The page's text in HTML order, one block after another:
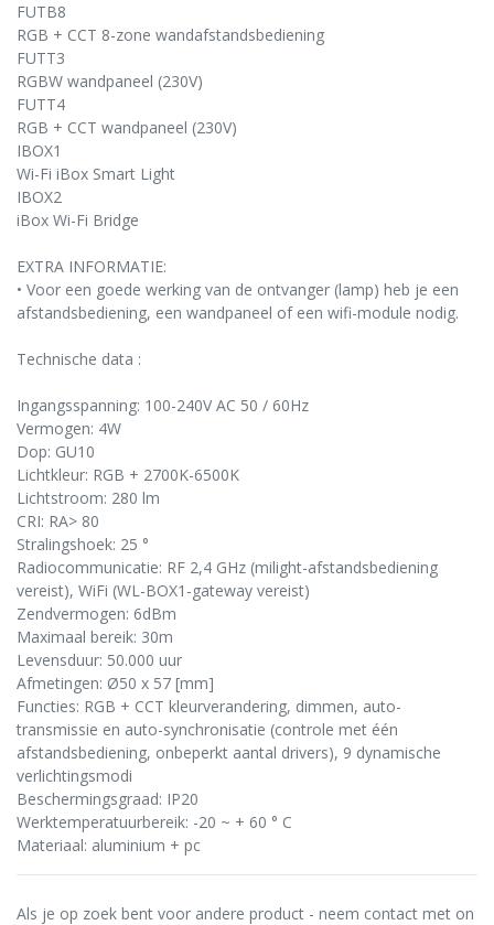
FUTB8
RGB + CCT 8-zone wandafstandsbediening
FUTT3
RGBW wandpaneel (230V)
FUTT4
RGB + CCT wandpaneel (230V)
IBOX1
Wi-Fi iBox Smart Light
IBOX2
iBox Wi-Fi Bridge
EXTRA INFORMATIE:
• Voor een goede werking van de ontvanger (lamp) heb je een
afstandsbediening, een wandpaneel of een wifi-module nodig.
Technische data :
Ingangsspanning: 100-240V AC 50 / 60Hz
Vermogen: 4W
Dop: GU10
Lichtkleur: RGB + 2700K-6500K
Lichtstroom: 280 lm
CRI: RA> 80
Stralingshoek: 25 °
Radiocommunicatie: RF 2,4 GHz (milight-afstandsbediening
vereist), WiFi (WL-BOX1-gateway vereist)
Zendvermogen: 6dBm
Maximaal bereik: 30m
Levensduur: 50.000 uur
Afmetingen: Ø50 x 57 [mm]
Functies: RGB + CCT kleurverandering, dimmen, auto-
transmissie en auto-synchronisatie (controle met één
afstandsbediening, onbeperkt aantal drivers), 9 dynamische
verlichtingsmodi
Beschermingsgraad: IP20
Werktemperatuurbereik: -20 ~ + 60 ° C
Materiaal: aluminium + pc
Als je op zoek bent voor andere product - neem contact met on